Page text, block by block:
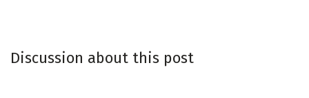
Discussion about this post